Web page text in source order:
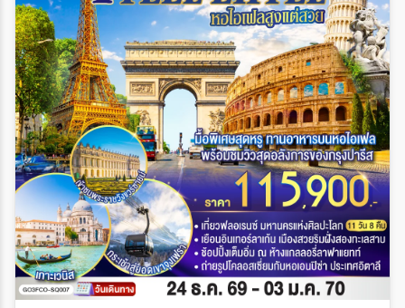
ค้นหาเมือง
ตั้งแต่วันที่
ถึงวันที่
ระหว่าง